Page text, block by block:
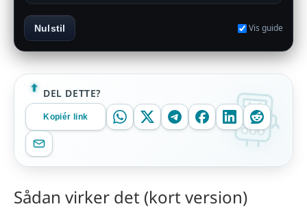
Nulstil Vis guide
DEL DETTE?
Kopiér link
Sådan virker det (kort version)